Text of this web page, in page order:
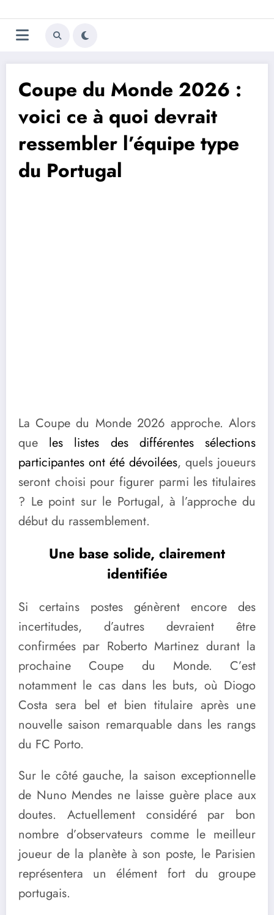
au
contenu
Trivela
L'actualité du football
Coupe du Monde 2026 :
voici ce à quoi devrait
ressembler l’équipe type
du Portugal
La Coupe du Monde 2026 approche. Alors
que les listes des différentes sélections
participantes ont été dévoilées, quels joueurs
seront choisi pour figurer parmi les titulaires
? Le point sur le Portugal, à l’approche du
début du rassemblement.
Une base solide, clairement
identifiée
Si certains postes génèrent encore des
incertitudes, d’autres devraient être
confirmées par Roberto Martinez durant la
prochaine Coupe du Monde. C’est
notamment le cas dans les buts, où Diogo
Costa sera bel et bien titulaire après une
nouvelle saison remarquable dans les rangs
du FC Porto.
Sur le côté gauche, la saison exceptionnelle
de Nuno Mendes ne laisse guère place aux
doutes. Actuellement considéré par bon
nombre d’observateurs comme le meilleur
joueur de la planète à son poste, le Parisien
représentera un élément fort du groupe
portugais.